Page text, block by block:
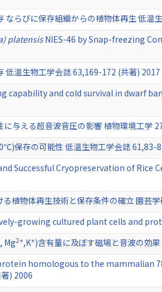
ならびに保存組織からの植物体再生 低温
platensisNIES-46 by Snap-freezing
低温生物工学会誌 63,169-172 (共著) 2017
capability and cold survival in dwarf
与える超音波音圧の影響 植物環境工学
保存の可能性 低温生物工学会誌 61,83-
Successful Cryopreservation of Rice
植物体再生技術と保存条件の確立 園芸
growing cultured plant cells and
, Mg2+,K+)含有量に及ぼす磁場と音波の効
homologous to the mammalian
) 2006